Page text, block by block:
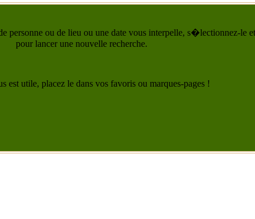
personne ou de lieu ou une date vous interpelle, s�lectionnez-le
pour lancer une nouvelle recherche.
est utile, placez le dans vos favoris ou marques-pages !